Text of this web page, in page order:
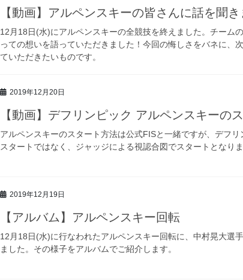
【動画】アルペンスキーの皆さんに話を聞き
12月18日(水)にアルペンスキーの全競技を終えました。チーム
っての想いを語っていただきました！今回の悔しさをバネに、
ていただきたいものです。
2019年12月20日
【動画】デフリンピック アルペンスキーの
アルペンスキーのスタート方法は公式FISと一緒ですが、デフ
スタートではなく、ジャッジによる視認合図でスタートとなりま
2019年12月19日
【アルバム】アルペンスキー回転
12月18日(水)に行なわれたアルペンスキー回転に、中村晃大選
ました。その様子をアルバムでご紹介します。